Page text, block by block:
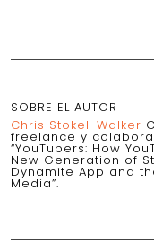
SOBRE EL AUTOR
Chris Stokel-Walker
freelance y
“YouTubers: How
New Generation of
Dynamite App and
Media”.